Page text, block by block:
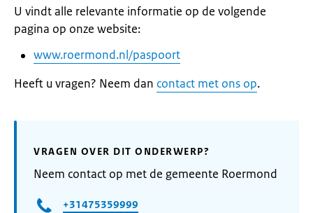
U vindt alle relevante informatie op de volgende
pagina op onze website:
www.roermond.nl/paspoort
Heeft u vragen? Neem dan contact met ons op.
VRAGEN OVER DIT ONDERWERP?
Neem contact op met de gemeente Roermond
+31475359999